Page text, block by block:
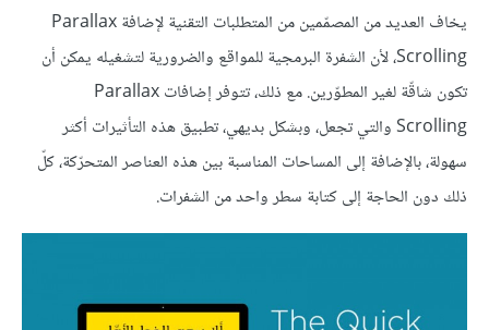
يخاف العديد من المصمّمين من المتطلبات التقنية لإضافة Parallax
Scrolling، لأن الشفرة البرمجية للمواقع والضرورية لتشغيله يمكن أن
تكون شاقّة لغير المطوّرين. مع ذلك، تتوفر إضافات Parallax
Scrolling والتي تجعل، وبشكل بديهي، تطبيق هذه التأثيرات أكثر
سهولة، بالإضافة إلى المساحات المناسبة بين هذه العناصر المتحرّكة، كلّ
ذلك دون الحاجة إلى كتابة سطر واحد من الشفرات.